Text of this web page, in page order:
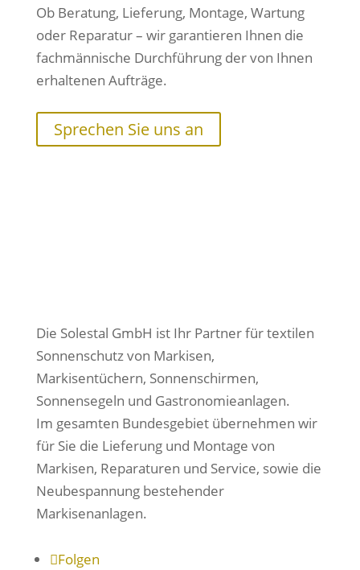
Ob Beratung, Lieferung, Montage, Wartung
oder Reparatur – wir garan­tie­ren Ihnen die
fach­män­ni­sche Durchführung der von Ihnen
erhal­te­nen Aufträge.
Sprechen Sie uns an
Die Solestal GmbH ist Ihr Partner für textilen
Sonnenschutz von Markisen,
Markisentüchern, Sonnenschirmen,
Sonnensegeln und Gastronomieanlagen.
Im gesamten Bundesgebiet übernehmen wir
für Sie die Lieferung und Montage von
Markisen, Reparaturen und Service, sowie die
Neubespannung bestehender
Markisenanlagen.
Folgen